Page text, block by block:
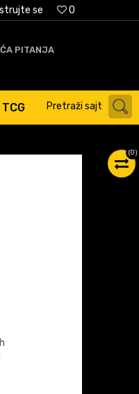
0
se
PITANJA
TCG Pretraži sajt
(0)